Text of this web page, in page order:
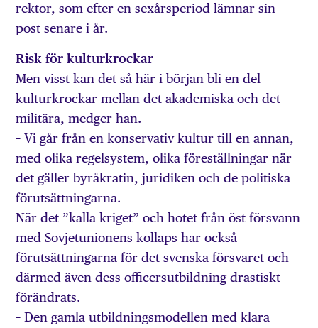
rektor, som efter en sexårsperiod lämnar sin
post senare i år.
Risk för kulturkrockar
Men visst kan det så här i början bli en del
kulturkrockar mellan det akademiska och det
militära, medger han.
– Vi går från en konservativ kultur till en annan,
med olika regelsystem, olika föreställningar när
det gäller byråkratin, juridiken och de politiska
förutsättningarna.
När det ”kalla kriget” och hotet från öst försvann
med Sovjetunionens kollaps har också
förutsättningarna för det svenska försvaret och
därmed även dess officersutbildning drastiskt
förändrats.
– Den gamla utbildningsmodellen med klara